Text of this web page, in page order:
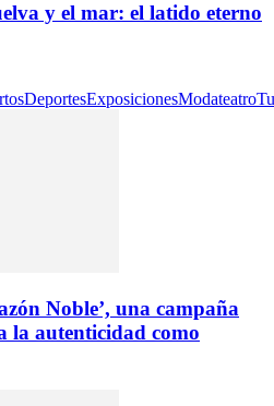
y el mar: el latido eterno
DeportesExposicionesModateatro
Noble’, una campaña
la autenticidad como